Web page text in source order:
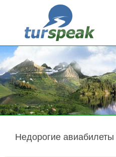
Перейти к основному содержанию
Недорогие авиабилеты